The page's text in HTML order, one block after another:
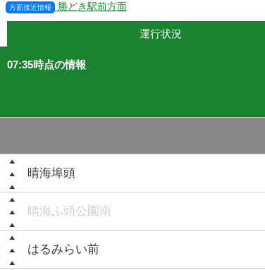
方面接近情報 勝どき駅前方面
運行状況
07:35時点の情報
晴海埠頭
晴海ふ頭公園南
はるみらい前